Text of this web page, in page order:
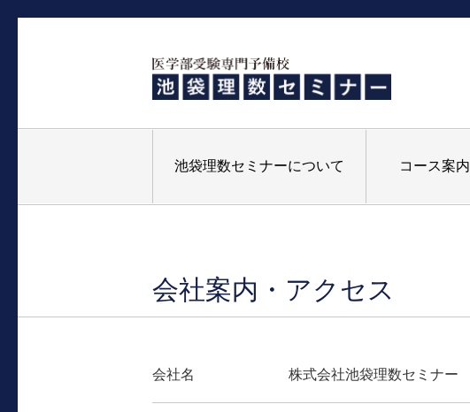
池袋理数セミナーについて コース案内
会社案内・アクセス
会社名 株式会社池袋理数セミナー